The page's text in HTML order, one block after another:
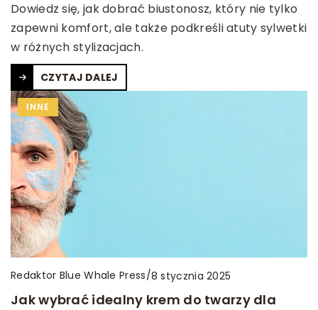
Dowiedz się, jak dobrać biustonosz, który nie tylko
zapewni komfort, ale także podkreśli atuty sylwetki
w różnych stylizacjach.
CZYTAJ DALEJ
INNE
Redaktor Blue Whale Press/8 stycznia 2025
Jak wybrać idealny krem do twarzy dla